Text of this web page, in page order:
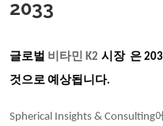
2033
글로벌 비타민 K2 시장 은
것으로 예상됩니다.
Spherical Insights &